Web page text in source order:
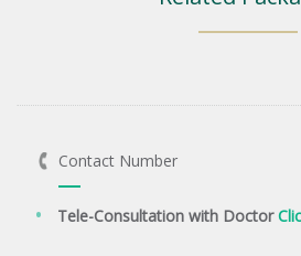
Contact Number
Tele-Consultation with Doctor